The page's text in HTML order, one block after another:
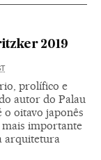
2019
prolífico e
autor do Palau
o oitavo japonês
mais importante
arquitetura